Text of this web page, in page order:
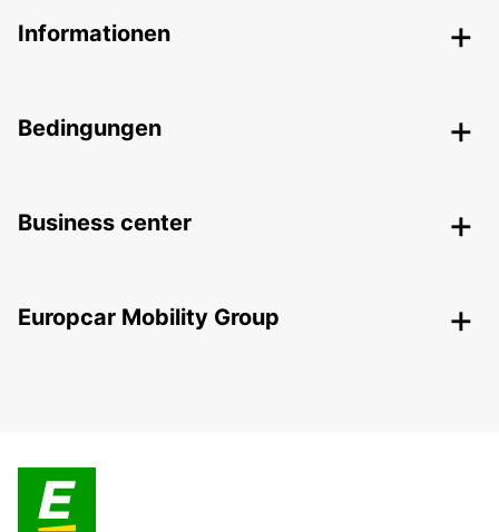
Informationen
Bedingungen
Business center
Europcar Mobility Group